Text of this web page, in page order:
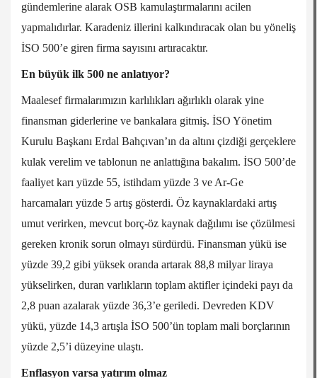
gündemlerine alarak OSB kamulaştırmalarını acilen
yapmalıdırlar. Karadeniz illerini kalkındıracak olan bu yöneliş
İSO 500’e giren firma sayısını artıracaktır.
En büyük ilk 500 ne anlatıyor?
Maalesef firmalarımızın karlılıkları ağırlıklı olarak yine
finansman giderlerine ve bankalara gitmiş. İSO Yönetim
Kurulu Başkanı Erdal Bahçıvan’ın da altını çizdiği gerçeklere
kulak verelim ve tablonun ne anlattığına bakalım. İSO 500’de
faaliyet karı yüzde 55, istihdam yüzde 3 ve Ar-Ge
harcamaları yüzde 5 artış gösterdi. Öz kaynaklardaki artış
umut verirken, mevcut borç-öz kaynak dağılımı ise çözülmesi
gereken kronik sorun olmayı sürdürdü. Finansman yükü ise
yüzde 39,2 gibi yüksek oranda artarak 88,8 milyar liraya
yükselirken, duran varlıkların toplam aktifler içindeki payı da
2,8 puan azalarak yüzde 36,3’e geriledi. Devreden KDV
yükü, yüzde 14,3 artışla İSO 500’ün toplam mali borçlarının
yüzde 2,5’i düzeyine ulaştı.
Enflasyon varsa yatırım olmaz